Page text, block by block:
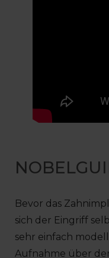
Bevor das
sich der Eingriff
sehr einfach
Aufnahme über